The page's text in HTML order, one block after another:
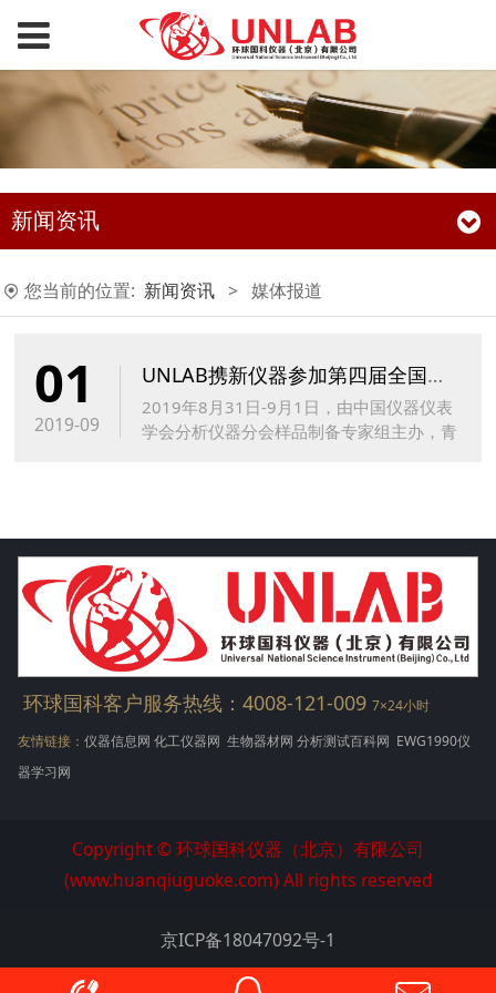
新闻资讯
您当前的位置: 新闻资讯 > 媒体报道
01
2019-09
UNLAB携新仪器参加第四届全国样品制备学术报告会
2019年8月31日-9月1日，由中国仪器仪表
学会分析仪器分会样品制备专家组主办，青
环球国科客户服务热线：4008-121-009 7×24小时
友情链接： 仪器信息网 化工仪器网 生物器材网 分析测试百科网 EWG1990仪
器学习网
Copyright © 环球国科仪器（北京）有限公司
(www.huanqiuguoke.com) All rights reserved
京ICP备18047092号-1